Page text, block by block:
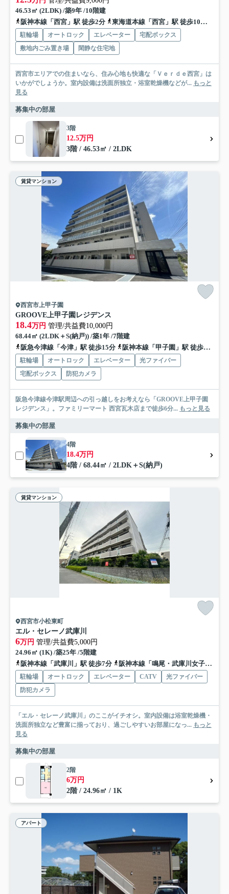
46.53㎡ (2LDK) /築9年 /10階建
阪神本線「西宮」駅 徒歩2分
東海道本線「西宮」駅 徒歩10分
駐輪場 オートロック エレベーター
宅配ボックス
敷地内ごみ置き場
閑静な住宅地
西宮市エリアでの住まいなら、住み心地も快適な「Ｖｅｒｄｅ西宮」は
いかがでしょうか。室内設備は洗面所独立・浴室乾燥機などが... もっと
見る
募集中の部屋
3階
12.5万円
3階 / 46.53㎡ / 2LDK
賃貸マンション
西宮市上甲子園
GROOVE上甲子園レジデンス
18.4万円 管理/共益費10,000円
68.44㎡ (2LDK＋S(納戸)) /築1年 /7階建
阪急今津線「今津」駅 徒歩15分
阪神本線「甲子園」駅 徒歩17分
駐輪場 オートロック エレベーター
光ファイバー
宅配ボックス
防犯カメラ
阪急今津線今津駅周辺への引っ越しをお考えなら「GROOVE上甲子園
レジデンス」。ファミリーマート 西宮瓦木店まで徒歩6分... もっと見る
募集中の部屋
4階
18.4万円
4階 / 68.44㎡ / 2LDK＋S(納戸)
賃貸マンション
西宮市小松東町
エル・セレーノ武庫川
6万円 管理/共益費5,000円
24.96㎡ (1K) /築25年 /5階建
阪神本線「武庫川」駅 徒歩7分
阪神本線「鳴尾・武庫川女子大前」駅 徒歩15分
駐輪場 オートロック エレベーター CATV
光ファイバー
防犯カメラ
「エル・セレーノ武庫川」のここがイチオシ。室内設備は浴室乾燥機・
洗面所独立など豊富に揃っており、過ごしやすいお部屋になっ... もっと
見る
募集中の部屋
2階
6万円
2階 / 24.96㎡ / 1K
アパート